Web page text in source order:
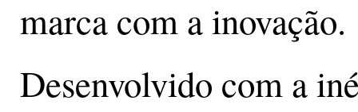
marca com a inovação.
Desenvolvido com a